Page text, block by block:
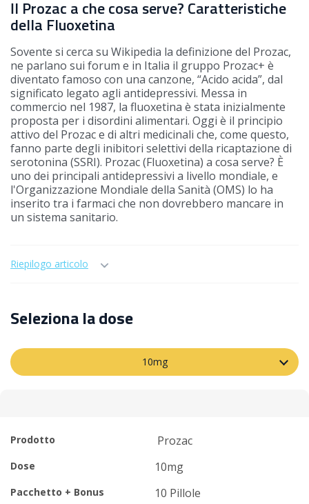
Il Prozac a che cosa serve? Caratteristiche
della Fluoxetina
Sovente si cerca su Wikipedia la definizione del Prozac,
ne parlano sui forum e in Italia il gruppo Prozac+ è
diventato famoso con una canzone, “Acido acida”, dal
significato legato agli antidepressivi. Messa in
commercio nel 1987, la fluoxetina è stata inizialmente
proposta per i disordini alimentari. Oggi è il principio
attivo del Prozac e di altri medicinali che, come questo,
fanno parte degli inibitori selettivi della ricaptazione di
serotonina (SSRI). Prozac (Fluoxetina) a cosa serve? È
uno dei principali antidepressivi a livello mondiale, e
l'Organizzazione Mondiale della Sanità (OMS) lo ha
inserito tra i farmaci che non dovrebbero mancare in
un sistema sanitario.
Riepilogo articolo
Seleziona la dose
10mg
Prodotto Prozac
Dose 10mg
Pacchetto + Bonus 10 Pillole